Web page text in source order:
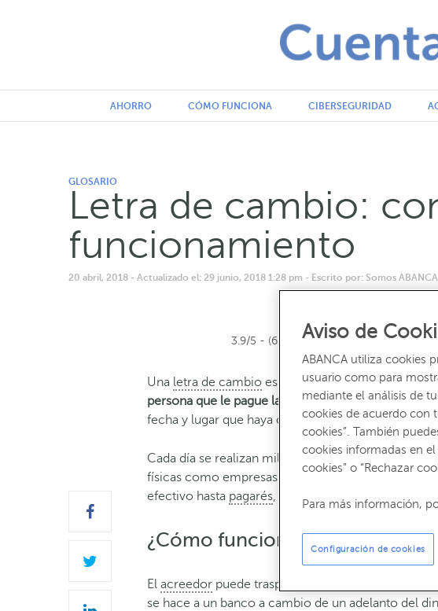
AHORRO CÓMO FUNCIONA CIBERSEGURIDAD
GLOSARIO
Letra de cambio:
funcionamiento
20 abril, 2018 - Actualizado el: 29 junio, 2018 1:28 pm - Escrito por: Somos ABANCA
3.9/5 - (63 votos)
Una letra de cambio es un documento a través del
persona que le pague la cantidad de dinero que le
fecha y lugar que haya concretado en la letra.
Cada día se realizan millones de compras en los
físicas como empresas. Hay múltiples formas de
efectivo hasta pagarés, transferencias o letras de
¿Cómo funciona la letra de
El acreedor puede traspasar los derechos de
se hace a un banco a cambio de un adelanto del
Aviso de
ABANCA utiliza cookies
usuario como para
mediante el análisis de
cookies de acuerdo con
cookies”. También
cookies informadas en
cookies” o “Rechazar
Para más información,
Configuración de cookies